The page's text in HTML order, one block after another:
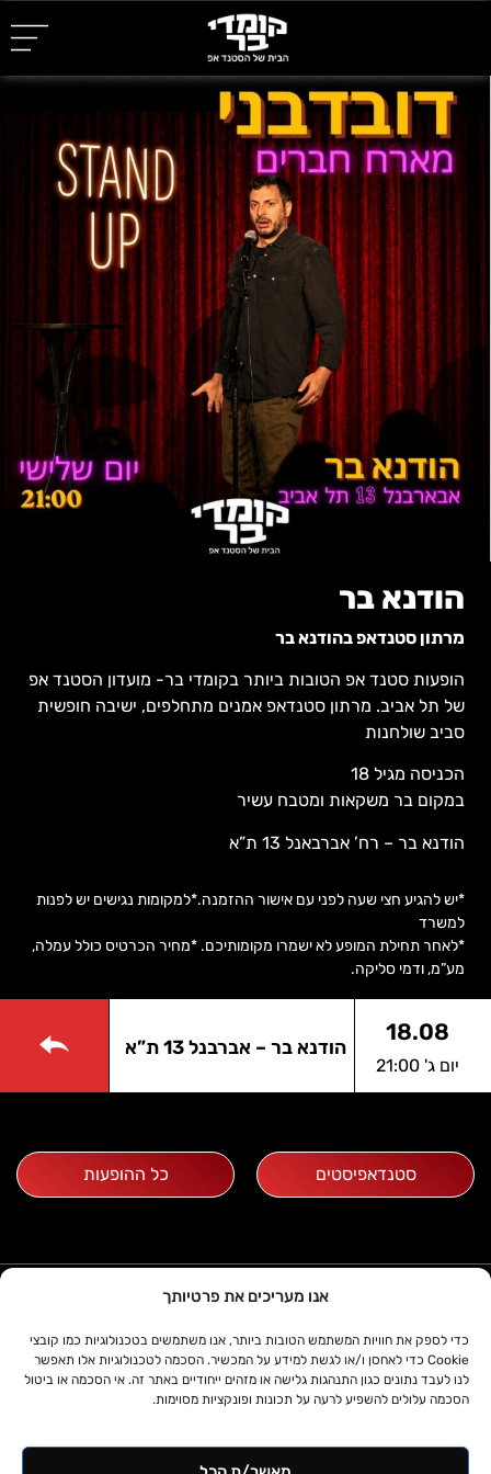
אנו מעריכים את פרטיותך
כדי לספק את חוויות המשתמש הטובות ביותר, אנו משתמשים בטכנולוגיות כמו קובצי
Cookie כדי לאחסן ו/או לגשת למידע על המכשיר. הסכמה לטכנולוגיות אלו תאפשר
לנו לעבד נתונים כגון התנהגות גלישה או מזהים ייחודיים באתר זה. אי הסכמה או ביטול
הסכמה עלולים להשפיע לרעה על תכונות ופונקציות מסוימות.
הודנא בר
מרתון סטנדאפ בהודנא בר
הופעות סטנד אפ הטובות ביותר בקומדי בר- מועדון הסטנד אפ
של תל אביב. מרתון סטנדאפ אמנים מתחלפים, ישיבה חופשית
סביב שולחנות
הכניסה מגיל 18
במקום בר משקאות ומטבח עשיר
הודנא בר – רח’ אברבאנל 13 ת”א
*יש להגיע חצי שעה לפני עם אישור ההזמנה.*למקומות נגישים יש לפנות
למשרד
*לאחר תחילת המופע לא ישמרו מקומותיכם. *מחיר הכרטיס כולל עמלה,
מע”מ, ודמי סליקה.
18.08
יום ג' 21:00
הודנא בר – אברבנל 13 ת”א
סטנדאפיסטים כל ההופעות
zoa קומדי בר
דניאל פריש 1, תל אביב
מידע תפריט
ד. פרידמן הפקות
תקנון ותנאי
לוח הופעות
הופעות פרטיות
03-5607075
א'-ה' שעות 10:00- 15:30